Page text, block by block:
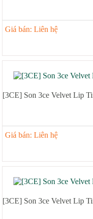
Giá bán: Liên hệ
[3CE] Son 3ce Velvet Lip
Giá bán: Liên hệ
[3CE] Son 3ce Velvet Lip